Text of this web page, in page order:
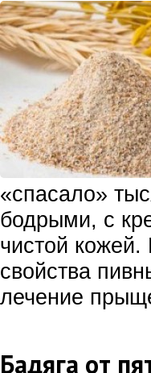
«спасало»
бодрыми, с
чистой
свойства
лечение
Бадяга от